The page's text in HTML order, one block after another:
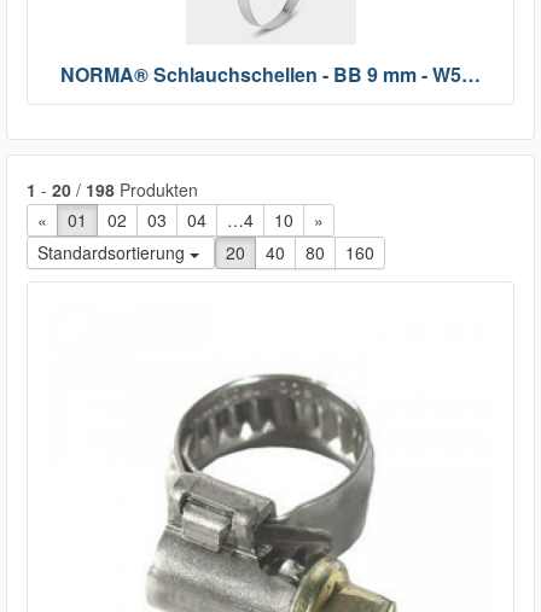
NORMA® Schlauchschellen - BB 9 mm - W5…
1 - 20 / 198 Produkten
« vorherige Seite
01 02 03 04 …4 10 nächste Seite
»
Standardsortierung
20 40 80 160